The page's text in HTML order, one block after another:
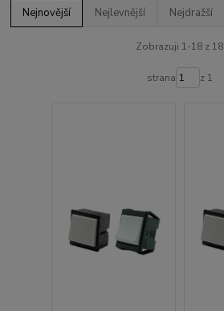
Nejnovější Nejlevnější Nejdražší
Zobrazuji 1-18 z 18
strana z 1